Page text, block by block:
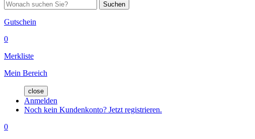
Suchen
Gutschein
0
Merkliste
Mein Bereich
close
Anmelden
Noch kein Kundenkonto? Jetzt registrieren.
0